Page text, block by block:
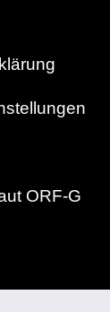
ORF-G